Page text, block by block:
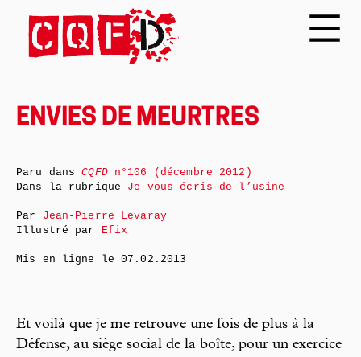
ENVIES DE MEURTRES
Et voilà que je me retrouve une fois de plus à la
Défense, au siège social de la boîte, pour un exercice
Paru dansCQFDn°106 (décembre 2012)
Dans la rubrique Je vous écris de l’usine
Par Jean-Pierre Levaray
Illustré par Efix
Mis en ligne le07.02.2013